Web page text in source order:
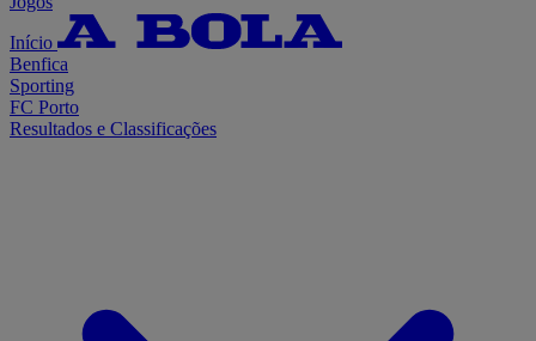
Início
Benfica
Sporting
FC Porto
Resultados e Classificações